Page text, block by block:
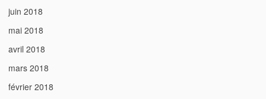
juin 2018
mai 2018
avril 2018
mars 2018
février 2018